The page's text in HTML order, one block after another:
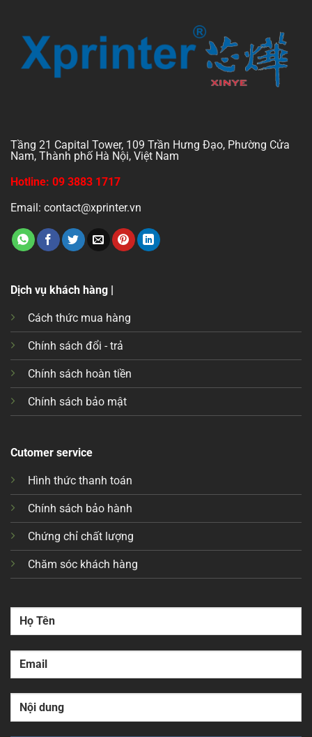
Tầng 21 Capital Tower, 109 Trần Hưng Đạo, Phường Cửa
Nam, Thành phố Hà Nội, Việt Nam
Hotline: 09 3883 1717
Email: contact@xprinter.vn
Dịch vụ khách hàng |
Cách thức mua hàng
Chính sách đổi - trả
Chính sách hoàn tiền
Chính sách bảo mật
Cutomer service
Hình thức thanh toán
Chính sách bảo hành
Chứng chỉ chất lượng
Chăm sóc khách hàng